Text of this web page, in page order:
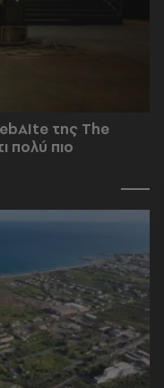
της The
πολύ πιο